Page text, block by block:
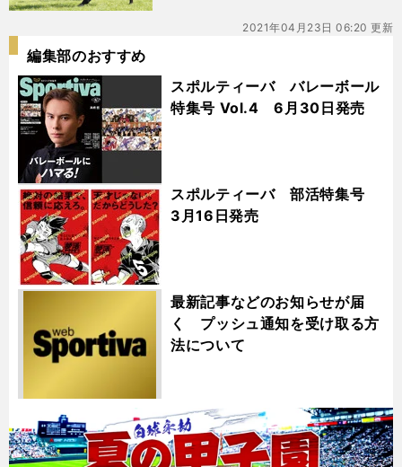
バ
2021年04月23日 06:20 更新
編集部のおすすめ
スポルティーバ バレーボール
特集号 Vol.4 6月30日発売
スポルティーバ 部活特集号
3月16日発売
最新記事などのお知らせが届
く プッシュ通知を受け取る方
法について